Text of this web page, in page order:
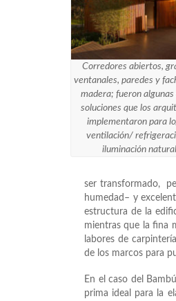
Corredores abiertos,
ventanales, paredes y
madera; fueron algunas
soluciones que los
implementaron para
ventilación/
iluminación natural
ser transformado,
humedad– y
estructura de la
mientras que la fina
labores de
de los marcos para
En el caso del
prima ideal para la